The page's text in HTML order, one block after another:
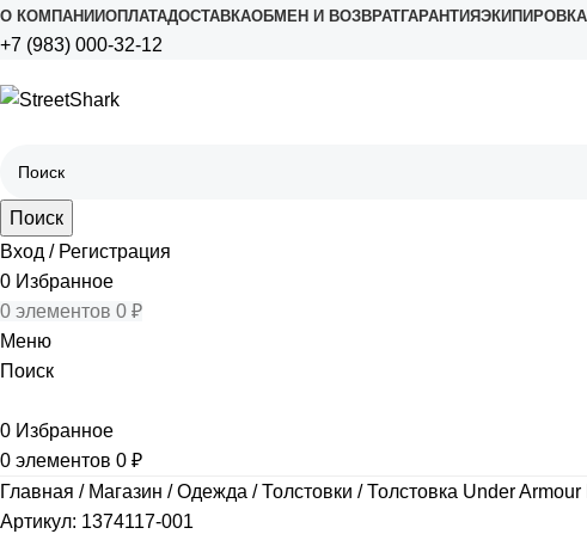
О КОМПАНИИОПЛАТАДОСТАВКАОБМЕН И ВОЗВРАТГАРАНТИЯ
+7 (983) 000-32-12
Поиск
Вход / Регистрация
0 Избранное
0 элементов 0 ₽
Меню
Поиск
0 Избранное
0 элементов 0 ₽
Главная
Магазин Одежда Толстовки
Толстовка Under
Артикул: 1374117-001